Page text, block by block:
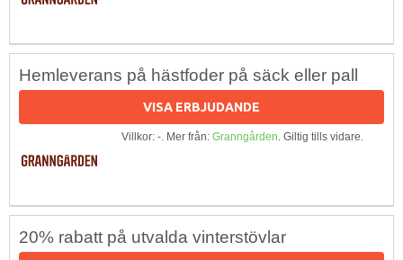
Hemleverans på hästfoder på säck eller pall
VISA ERBJUDANDE
Villkor: -. Mer från: Granngården. Giltig tills vidare.
20% rabatt på utvalda vinterstövlar